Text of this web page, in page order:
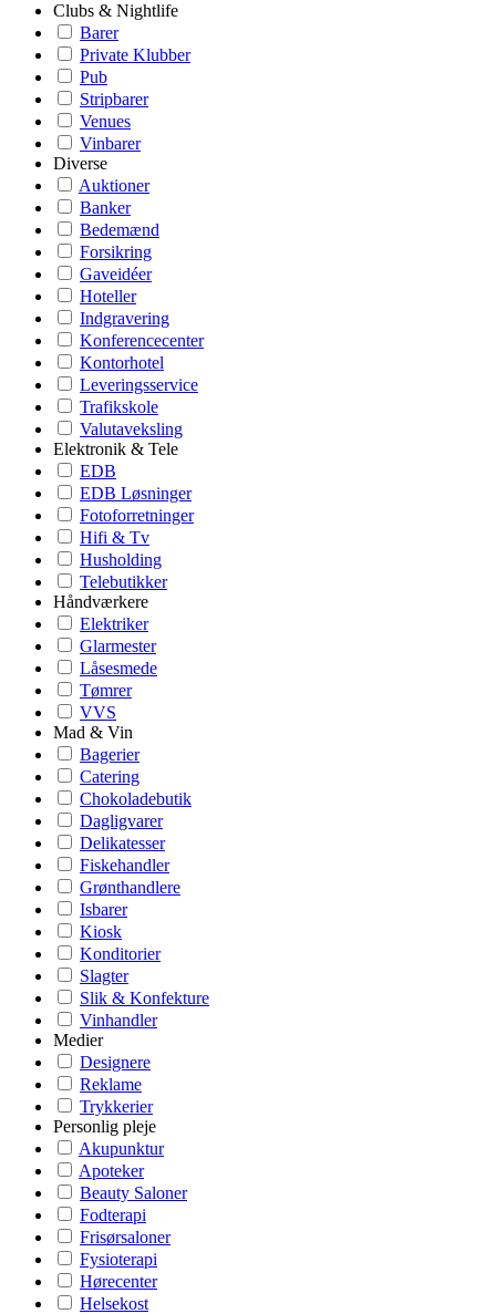
Clubs & Nightlife
Barer
Private Klubber
Pub
Stripbarer
Venues
Vinbarer
Diverse
Auktioner
Banker
Bedemænd
Forsikring
Gaveidéer
Hoteller
Indgravering
Konferencecenter
Kontorhotel
Leveringsservice
Trafikskole
Valutaveksling
Elektronik & Tele
EDB
EDB Løsninger
Fotoforretninger
Hifi & Tv
Husholding
Telebutikker
Håndværkere
Elektriker
Glarmester
Låsesmede
Tømrer
VVS
Mad & Vin
Bagerier
Catering
Chokoladebutik
Dagligvarer
Delikatesser
Fiskehandler
Grønthandlere
Isbarer
Kiosk
Konditorier
Slagter
Slik & Konfekture
Vinhandler
Medier
Designere
Reklame
Trykkerier
Personlig pleje
Akupunktur
Apoteker
Beauty Saloner
Fodterapi
Frisørsaloner
Fysioterapi
Hørecenter
Helsekost